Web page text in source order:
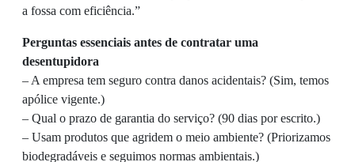
a fossa com eficiência.”
Perguntas essenciais antes de contratar uma
desentupidora
– A empresa tem seguro contra danos acidentais? (Sim, temos
apólice vigente.)
– Qual o prazo de garantia do serviço? (90 dias por escrito.)
– Usam produtos que agridem o meio ambiente? (Priorizamos
biodegradáveis e seguimos normas ambientais.)